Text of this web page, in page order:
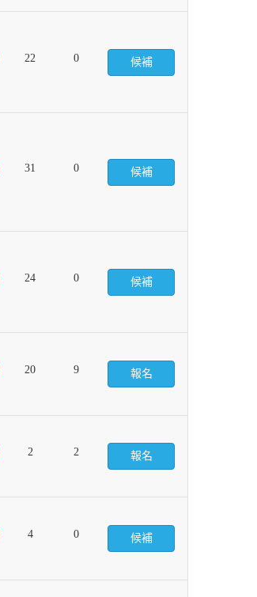
22 0 候補
31 0 候補
24 0 候補
20 9 報名
2 2 報名
4 0 候補